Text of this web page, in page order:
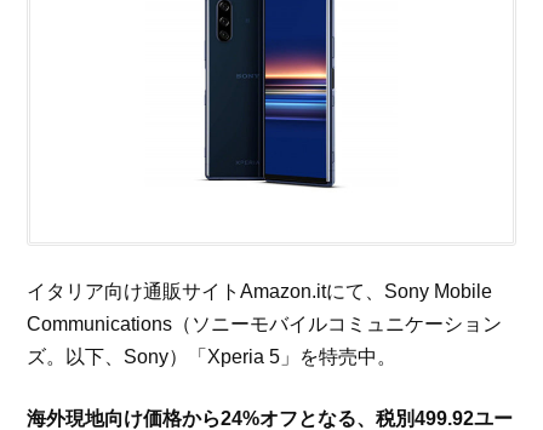
イタリア向け通販サイトAmazon.itにて、Sony Mobile
Communications（ソニーモバイルコミュニケーション
ズ。以下、Sony）「Xperia 5」を特売中。
海外現地向け価格から24%オフとなる、税別499.92ユー